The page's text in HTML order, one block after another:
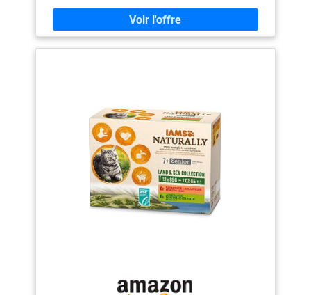
cardiaque et une bonne vision. Un profil nutritionnel de
haute qualité qui renforce le système immunitaire